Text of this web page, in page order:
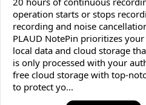
operation starts or stops
recording and noise
PLAUD NotePin prioritizes
local data and cloud storage
is only processed with your
free cloud storage with top-
to protect yo...